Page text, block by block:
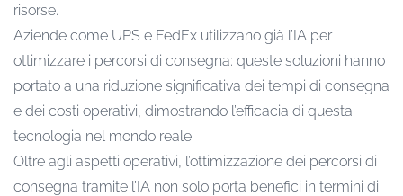
risorse.
Aziende come UPS e FedEx utilizzano già l’IA per
ottimizzare i percorsi di consegna: queste soluzioni hanno
portato a una riduzione significativa dei tempi di consegna
e dei costi operativi, dimostrando l’efficacia di questa
tecnologia nel mondo reale.
Oltre agli aspetti operativi, l’ottimizzazione dei percorsi di
consegna tramite l’IA non solo porta benefici in termini di